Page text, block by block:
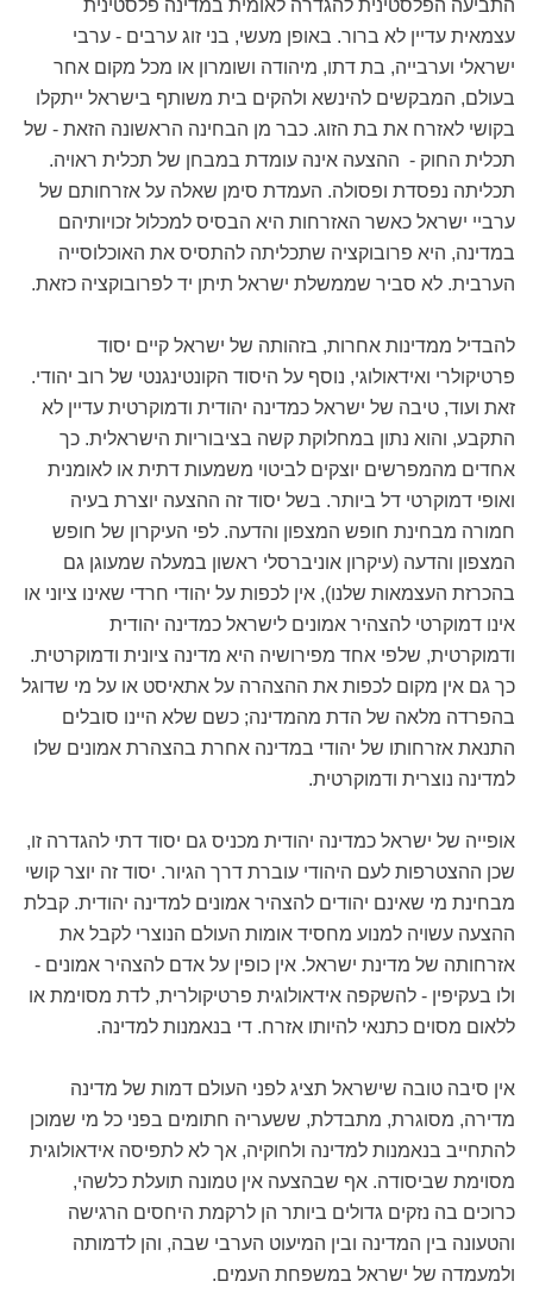
התביעה הפלסטינית להגדרה לאומית במדינה פלסטינית
עצמאית עדיין לא ברור. באופן מעשי, בני זוג ערבים - ערבי
ישראלי וערבייה, בת דתו, מיהודה ושומרון או מכל מקום אחר
בעולם, המבקשים להינשא ולהקים בית משותף בישראל ייתקלו
בקושי לאזרח את בת הזוג. כבר מן הבחינה הראשונה הזאת - של
תכלית החוק - ההצעה אינה עומדת במבחן של תכלית ראויה.
תכליתה נפסדת ופסולה. העמדת סימן שאלה על אזרחותם של
ערביי ישראל כאשר האזרחות היא הבסיס למכלול זכויותיהם
במדינה, היא פרובוקציה שתכליתה להתסיס את האוכלוסייה
הערבית. לא סביר שממשלת ישראל תיתן יד לפרובוקציה כזאת.
להבדיל ממדינות אחרות, בזהותה של ישראל קיים יסוד
פרטיקולרי ואידאולוגי, נוסף על היסוד הקונטינגנטי של רוב יהודי.
זאת ועוד, טיבה של ישראל כמדינה יהודית ודמוקרטית עדיין לא
התקבע, והוא נתון במחלוקת קשה בציבוריות הישראלית. כך
אחדים מהמפרשים יוצקים לביטוי משמעות דתית או לאומנית
ואופי דמוקרטי דל ביותר. בשל יסוד זה ההצעה יוצרת בעיה
חמורה מבחינת חופש המצפון והדעה. לפי העיקרון של חופש
המצפון והדעה (עיקרון אוניברסלי ראשון במעלה שמעוגן גם
בהכרזת העצמאות שלנו), אין לכפות על יהודי חרדי שאינו ציוני או
אינו דמוקרטי להצהיר אמונים לישראל כמדינה יהודית
ודמוקרטית, שלפי אחד מפירושיה היא מדינה ציונית ודמוקרטית.
כך גם אין מקום לכפות את ההצהרה על אתאיסט או על מי שדוגל
בהפרדה מלאה של הדת מהמדינה; כשם שלא היינו סובלים
התנאת אזרחותו של יהודי במדינה אחרת בהצהרת אמונים שלו
למדינה נוצרית ודמוקרטית.
אופייה של ישראל כמדינה יהודית מכניס גם יסוד דתי להגדרה זו,
שכן ההצטרפות לעם היהודי עוברת דרך הגיור. יסוד זה יוצר קושי
מבחינת מי שאינם יהודים להצהיר אמונים למדינה יהודית. קבלת
ההצעה עשויה למנוע מחסיד אומות העולם הנוצרי לקבל את
אזרחותה של מדינת ישראל. אין כופין על אדם להצהיר אמונים -
ולו בעקיפין - להשקפה אידאולוגית פרטיקולרית, לדת מסוימת או
ללאום מסוים כתנאי להיותו אזרח. די בנאמנות למדינה.
אין סיבה טובה שישראל תציג לפני העולם דמות של מדינה
מדירה, מסוגרת, מתבדלת, ששעריה חתומים בפני כל מי שמוכן
להתחייב בנאמנות למדינה ולחוקיה, אך לא לתפיסה אידאולוגית
מסוימת שביסודה. אף שבהצעה אין טמונה תועלת כלשהי,
כרוכים בה נזקים גדולים ביותר הן לרקמת היחסים הרגישה
והטעונה בין המדינה ובין המיעוט הערבי שבה, והן לדמותה
ולמעמדה של ישראל במשפחת העמים.